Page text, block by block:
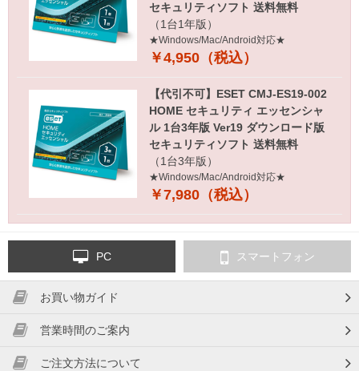
セキュリティソフト 送料無料
（1台1年版）
★Windows/Mac/Android対応★
￥4,950（税込）
【代引不可】ESET CMJ-ES19-002
HOME セキュリティ エッセンシャ
ル 1台3年版 Ver19 ダウンロード版
セキュリティソフト 送料無料
（1台3年版）
★Windows/Mac/Android対応★
￥7,980（税込）
PC スマートフォン
お買い物ガイド
営業時間のご案内
ご注文方法について